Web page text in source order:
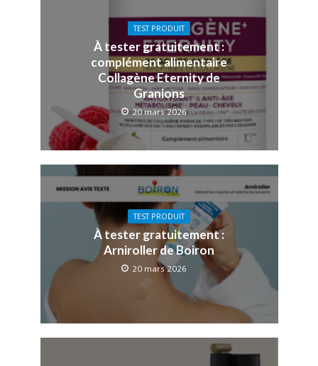
TEST PRODUIT
À tester gratuitement :
complément alimentaire
Collagène Eternity de
Granions
20 mars 2026
TEST PRODUIT
À tester gratuitement :
Arniroller de Boiron
20 mars 2026